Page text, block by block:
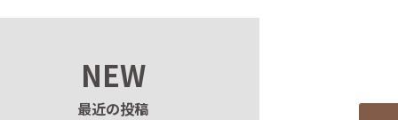
NEW
最近の投稿